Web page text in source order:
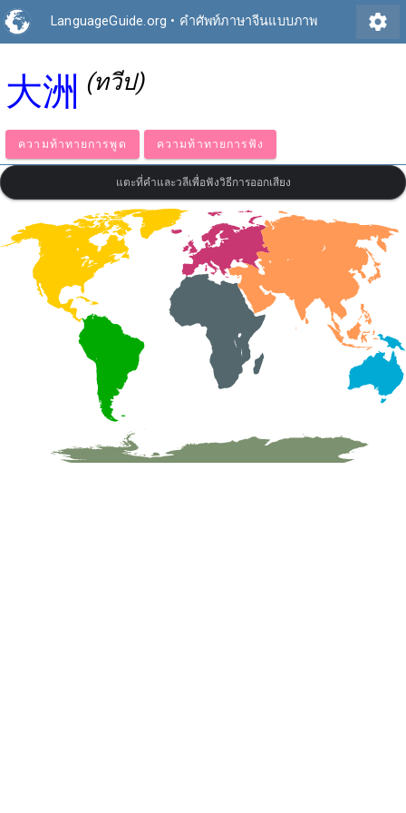
LanguageGuide.org • คำศัพท์ภาษาจีนแบบภาพ settings
大洲 (ทวีป)
ความท้าทายการพูด ความท้าทายการฟัง
แตะที่คำและวลีเพื่อฟังวิธีการออกเสียง